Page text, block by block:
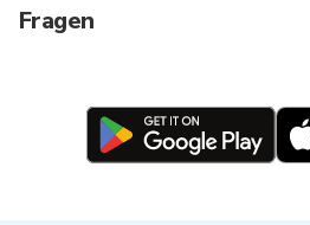
Fragen